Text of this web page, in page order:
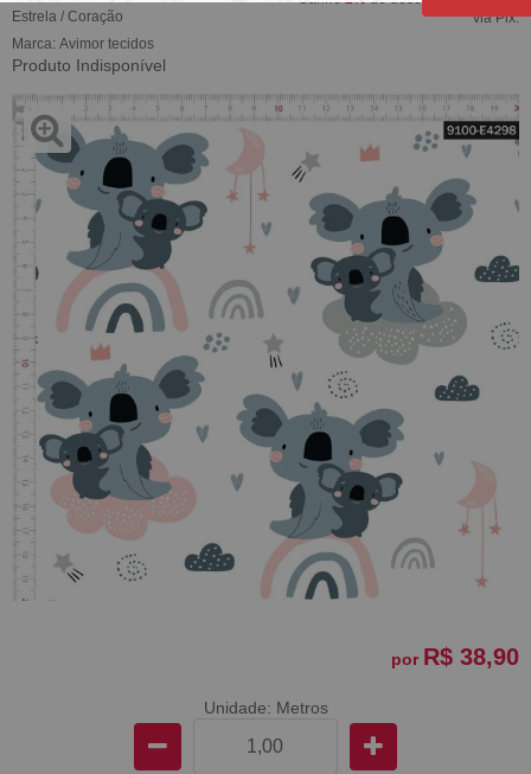
Estrela / Coração
Marca: Avimor tecidos
Produto Indisponível
via Pix.
por R$ 38,90
Unidade: Metros